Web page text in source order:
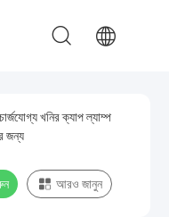
খনির ক্যাপ ল্যাম্প
জন্য
আরও জানুন